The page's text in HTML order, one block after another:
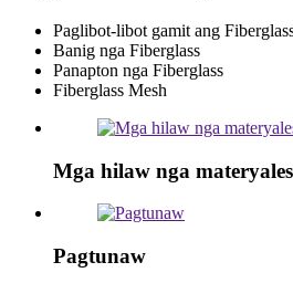
Paglibot-libot gamit ang
Banig nga Fiberglass
Panapton nga Fiberglass
Fiberglass Mesh
Mga hilaw nga
Pagtunaw